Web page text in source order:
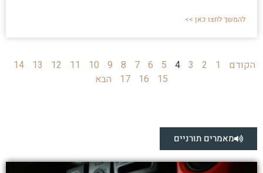
להמשך לחצו כאן >>
הקודם 1
2
3
4
5
6
7
8
9
10
11
12
13
14
15
16
17 הבא
מאמרים תורניים